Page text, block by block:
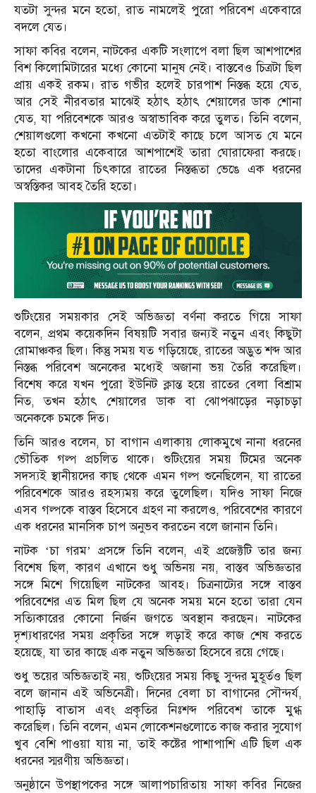
যতটা সুন্দর মনে হতো, রাত নামলেই পুরো পরিবেশ একেবারে
বদলে যেত।
সাফা কবির বলেন, নাটকের একটি সংলাপে বলা ছিল আশপাশের
বিশ কিলোমিটারের মধ্যে কোনো মানুষ নেই। বাস্তবেও চিত্রটা ছিল
প্রায় একই রকম। রাত গভীর হলেই চারপাশ নিস্তব্ধ হয়ে যেত,
আর সেই নীরবতার মাঝেই হঠাৎ হঠাৎ শেয়ালের ডাক শোনা
যেত, যা পরিবেশকে আরও অস্বাভাবিক করে তুলত। তিনি বলেন,
শেয়ালগুলো কখনো কখনো এতটাই কাছে চলে আসত যে মনে
হতো বাংলোর একেবারে আশপাশেই তারা ঘোরাফেরা করছে।
তাদের একটানা চিৎকারে রাতের নিস্তব্ধতা ভেঙে এক ধরনের
অস্বস্তিকর আবহ তৈরি হতো।
শুটিংয়ের সময়কার সেই অভিজ্ঞতা বর্ণনা করতে গিয়ে সাফা
বলেন, প্রথম কয়েকদিন বিষয়টি সবার জন্যই নতুন এবং কিছুটা
রোমাঞ্চকর ছিল। কিন্তু সময় যত গড়িয়েছে, রাতের অদ্ভুত শব্দ আর
নিস্তব্ধ পরিবেশ অনেকের মধ্যেই অজানা ভয় তৈরি করেছিল।
বিশেষ করে যখন পুরো ইউনিট ক্লান্ত হয়ে রাতের বেলা বিশ্রাম
নিত, তখন হঠাৎ শেয়ালের ডাক বা ঝোপঝাড়ের নড়াচড়া
অনেককে চমকে দিত।
তিনি আরও বলেন, চা বাগান এলাকায় লোকমুখে নানা ধরনের
ভৌতিক গল্প প্রচলিত থাকে। শুটিংয়ের সময় টিমের অনেক
সদস্যই স্থানীয়দের কাছ থেকে এমন গল্প শুনেছিলেন, যা রাতের
পরিবেশকে আরও রহস্যময় করে তুলেছিল। যদিও সাফা নিজে
এসব গল্পকে বাস্তব হিসেবে গ্রহণ না করলেও, পরিবেশের কারণে
এক ধরনের মানসিক চাপ অনুভব করতেন বলে জানান তিনি।
নাটক ‘চা গরম’ প্রসঙ্গে তিনি বলেন, এই প্রজেক্টটি তার জন্য
বিশেষ ছিল, কারণ এখানে শুধু অভিনয় নয়, বাস্তব অভিজ্ঞতার
সঙ্গে মিশে গিয়েছিল নাটকের আবহ। চিত্রনাট্যের সঙ্গে বাস্তব
পরিবেশের এত মিল ছিল যে অনেক সময় মনে হতো তারা যেন
সত্যিকারের কোনো নির্জন জগতে অবস্থান করছেন। নাটকের
দৃশ্যধারণের সময় প্রকৃতির সঙ্গে লড়াই করে কাজ শেষ করতে
হয়েছে, যা তার কাছে এক নতুন অভিজ্ঞতা হিসেবে রয়ে গেছে।
শুধু ভয়ের অভিজ্ঞতাই নয়, শুটিংয়ের সময় কিছু সুন্দর মুহূর্তও ছিল
বলে জানান এই অভিনেত্রী। দিনের বেলা চা বাগানের সৌন্দর্য,
পাহাড়ি বাতাস এবং প্রকৃতির নিঃশব্দ পরিবেশ তাকে মুগ্ধ
করেছিল। তিনি বলেন, এমন লোকেশনগুলোতে কাজ করার সুযোগ
খুব বেশি পাওয়া যায় না, তাই কষ্টের পাশাপাশি এটি ছিল এক
ধরনের স্মরণীয় অভিজ্ঞতা।
অনুষ্ঠানে উপস্থাপকের সঙ্গে আলাপচারিতায় সাফা কবির নিজের